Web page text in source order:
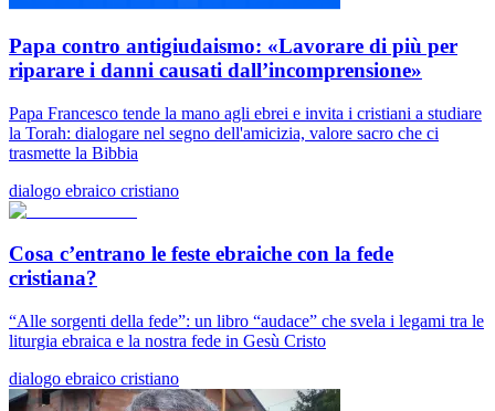
Papa contro antigiudaismo: «Lavorare di più per
riparare i danni causati dall’incomprensione»
Papa Francesco tende la mano agli ebrei e invita i cristiani a studiare
la Torah: dialogare nel segno dell'amicizia, valore sacro che ci
trasmette la Bibbia
dialogo ebraico cristiano
Cosa c’entrano le feste ebraiche con la fede
cristiana?
“Alle sorgenti della fede”: un libro “audace” che svela i legami tra le
liturgia ebraica e la nostra fede in Gesù Cristo
dialogo ebraico cristiano